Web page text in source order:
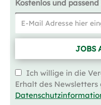
Kostenlos und
JOBS
Ich willige in die
Erhalt des